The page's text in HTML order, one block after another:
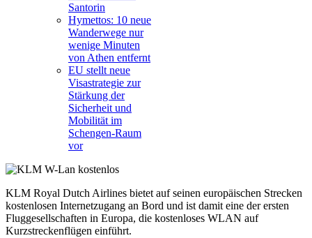
Santorin
Hymettos: 10 neue
Wanderwege nur
wenige Minuten
von Athen entfernt
EU stellt neue
Visastrategie zur
Stärkung der
Sicherheit und
Mobilität im
Schengen-Raum
vor
KLM Royal Dutch Airlines bietet auf seinen europäischen Strecken
kostenlosen Internetzugang an Bord und ist damit eine der ersten
Fluggesellschaften in Europa, die kostenloses WLAN auf
Kurzstreckenflügen einführt.